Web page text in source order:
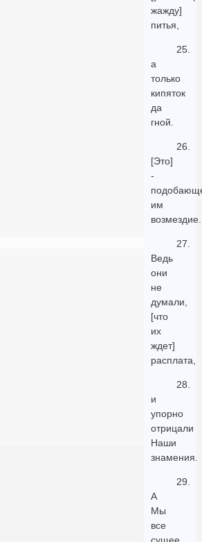
жажду]
питья,
25.
а
только
кипяток
да
гной.
26.
[Это]
-
им
возмездие.
27.
Ведь
они
не
думали,
[что
их
ждет]
расплата,
28.
и
упорно
отрицали
Наши
знамения.
29.
А
Мы
все